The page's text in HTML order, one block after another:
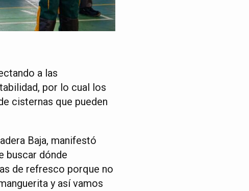
a las
por lo cual los
cisternas que pueden
Baja, manifestó
buscar dónde
de refresco porque no
y así vamos